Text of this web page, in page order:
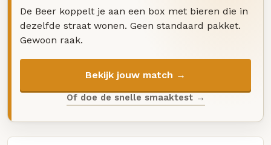
De Beer koppelt je aan een box met bieren die in
dezelfde straat wonen. Geen standaard pakket.
Gewoon raak.
Bekijk jouw match →
Of doe de snelle smaaktest →